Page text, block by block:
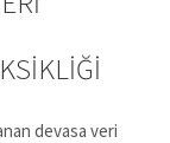
devasa veri